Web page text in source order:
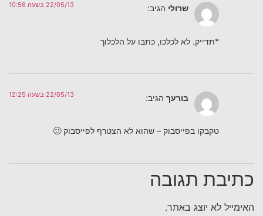
שרולי הגיב: 22/05/13 בשעה 10:56
*תדייק. לא לכלכו, כתבו על הלכלוך
בורעך הגיב: 22/05/13 בשעה 12:25
טקבקו בפייסבוק – שהוא לא הצטרף לפייסבוק 🙂
כתיבת תגובה
האימייל לא יוצג באתר.